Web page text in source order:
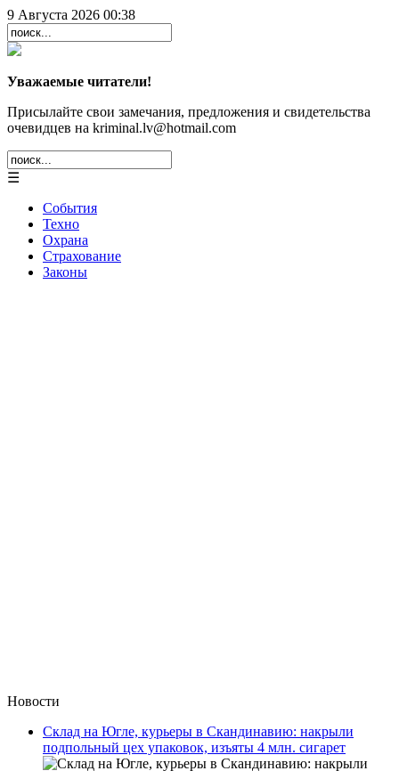
9 Августа 2026 00:38
Уважаемые читатели!
Присылайте свои замечания, предложения и свидетельства
очевидцев на kriminal.lv@hotmail.com
☰
События
Техно
Охрана
Страхование
Законы
Новости
Склад на Югле, курьеры в Скандинавию: накрыли
подпольный цех упаковок, изъяты 4 млн. сигарет